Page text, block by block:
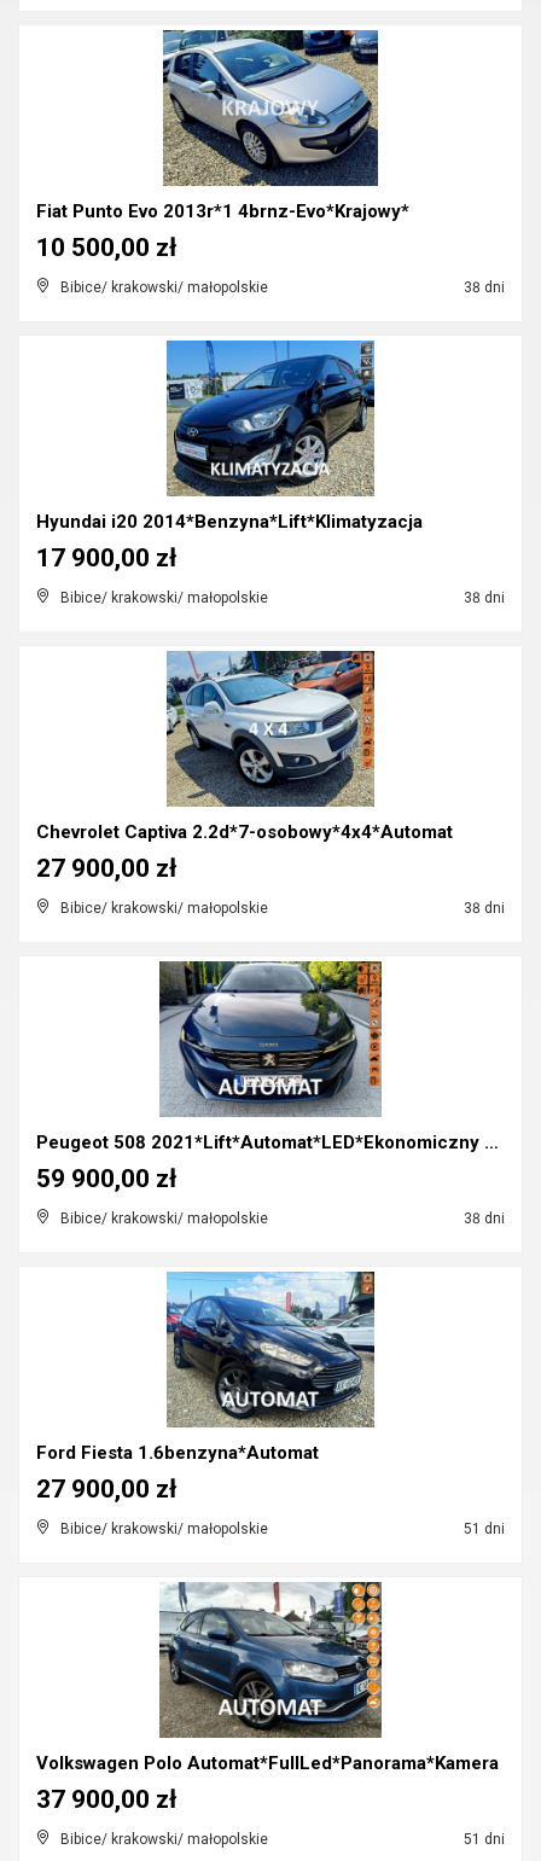
Fiat Punto Evo 2013r*1 4brnz-Evo*Krajowy*
Bibice/ krakowski/ małopolskie 38 dni
10 500,00 zł
Hyundai i20 2014*Benzyna*Lift*Klimatyzacja
Bibice/ krakowski/ małopolskie 38 dni
17 900,00 zł
Chevrolet Captiva 2.2d*7-osobowy*4x4*Automat
Bibice/ krakowski/ małopolskie 38 dni
27 900,00 zł
Peugeot 508 2021*Lift*Automat*LED*Ekonomiczny dies...
Bibice/ krakowski/ małopolskie 38 dni
59 900,00 zł
Ford Fiesta 1.6benzyna*Automat
Bibice/ krakowski/ małopolskie 51 dni
27 900,00 zł
Volkswagen Polo Automat*FullLed*Panorama*Kamera
Bibice/ krakowski/ małopolskie 51 dni
37 900,00 zł